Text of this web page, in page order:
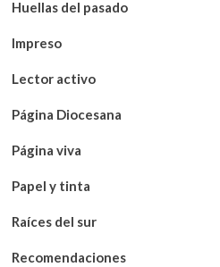
Huellas del pasado
Impreso
Lector activo
Página Diocesana
Página viva
Papel y tinta
Raíces del sur
Recomendaciones